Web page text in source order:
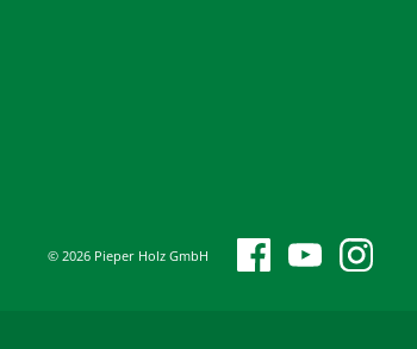
© 2026 Pieper Holz GmbH